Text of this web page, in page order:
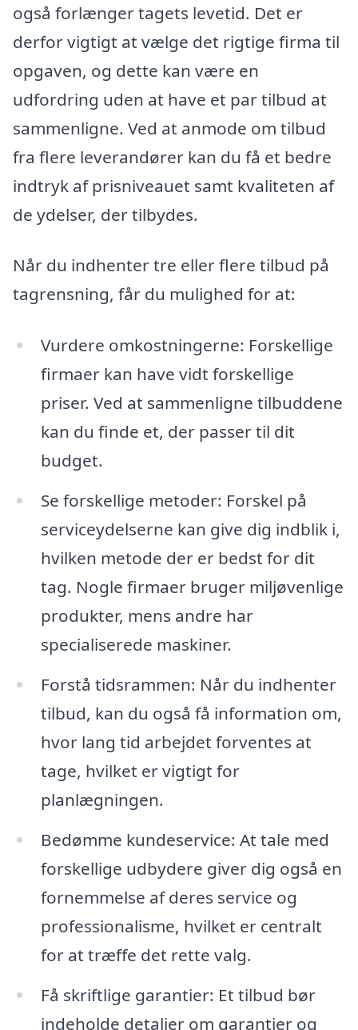
også forlænger tagets levetid. Det er
derfor vigtigt at vælge det rigtige firma til
opgaven, og dette kan være en
udfordring uden at have et par tilbud at
sammenligne. Ved at anmode om tilbud
fra flere leverandører kan du få et bedre
indtryk af prisniveauet samt kvaliteten af
de ydelser, der tilbydes.
Når du indhenter tre eller flere tilbud på
tagrensning, får du mulighed for at:
Vurdere omkostningerne: Forskellige
firmaer kan have vidt forskellige
priser. Ved at sammenligne tilbuddene
kan du finde et, der passer til dit
budget.
Se forskellige metoder: Forskel på
serviceydelserne kan give dig indblik i,
hvilken metode der er bedst for dit
tag. Nogle firmaer bruger miljøvenlige
produkter, mens andre har
specialiserede maskiner.
Forstå tidsrammen: Når du indhenter
tilbud, kan du også få information om,
hvor lang tid arbejdet forventes at
tage, hvilket er vigtigt for
planlægningen.
Bedømme kundeservice: At tale med
forskellige udbydere giver dig også en
fornemmelse af deres service og
professionalisme, hvilket er centralt
for at træffe det rette valg.
Få skriftlige garantier: Et tilbud bør
indeholde detaljer om garantier og